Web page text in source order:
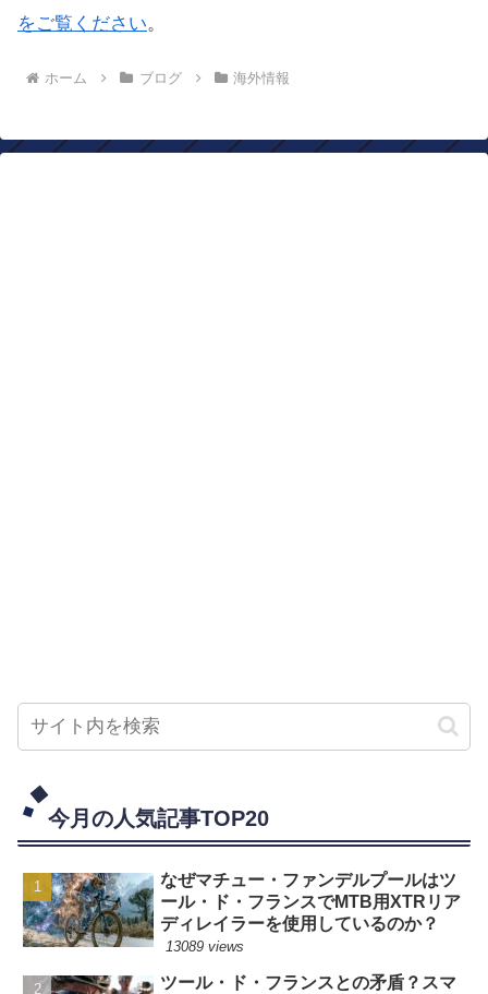
をご覧ください。
ホーム ブログ 海外情報
今月の人気記事TOP20
なぜマチュー・ファンデルプールはツ
ール・ド・フランスでMTB用XTRリア
ディレイラーを使用しているのか？
13089 views
ツール・ド・フランスとの矛盾？スマ